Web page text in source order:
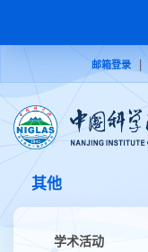
邮箱登录 |
其他
学术活动